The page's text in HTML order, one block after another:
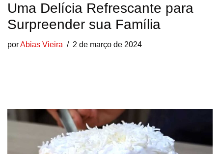
Uma Delícia Refrescante para
Surpreender sua Família
porAbias Vieira 2 de março de 2024